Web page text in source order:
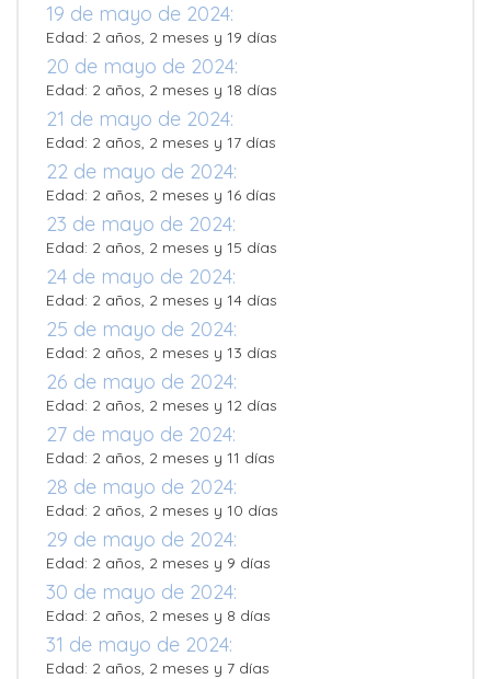
19 de mayo de 2024:
Edad: 2 años, 2 meses y 19 días
20 de mayo de 2024:
Edad: 2 años, 2 meses y 18 días
21 de mayo de 2024:
Edad: 2 años, 2 meses y 17 días
22 de mayo de 2024:
Edad: 2 años, 2 meses y 16 días
23 de mayo de 2024:
Edad: 2 años, 2 meses y 15 días
24 de mayo de 2024:
Edad: 2 años, 2 meses y 14 días
25 de mayo de 2024:
Edad: 2 años, 2 meses y 13 días
26 de mayo de 2024:
Edad: 2 años, 2 meses y 12 días
27 de mayo de 2024:
Edad: 2 años, 2 meses y 11 días
28 de mayo de 2024:
Edad: 2 años, 2 meses y 10 días
29 de mayo de 2024:
Edad: 2 años, 2 meses y 9 días
30 de mayo de 2024:
Edad: 2 años, 2 meses y 8 días
31 de mayo de 2024:
Edad: 2 años, 2 meses y 7 días